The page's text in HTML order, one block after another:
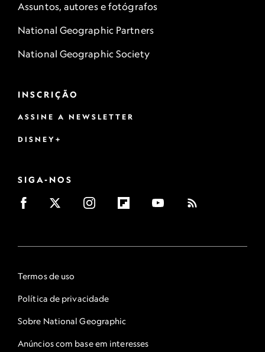
Assuntos, autores e fotógrafos
National Geographic Partners
National Geographic Society
INSCRIÇÃO
ASSINE A NEWSLETTER
DISNEY+
SIGA-NOS
Termos de uso
Política de privacidade
Sobre National Geographic
Anúncios com base em interesses